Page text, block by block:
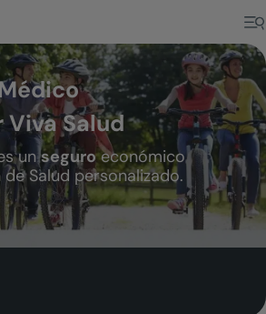
Viva Salud
unseguroeconómico
de Salud personalizado.